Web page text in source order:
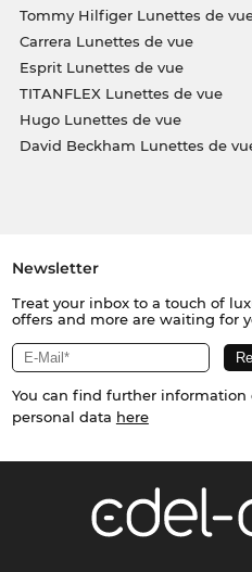
Tommy Hilfiger Lunettes de
Carrera Lunettes de vue
Esprit Lunettes de vue
TITANFLEX Lunettes de vue
Hugo Lunettes de vue
David Beckham Lunettes de
Newsletter
Treat your inbox to a touch of
offers and more are waiting for
You can find further information
personal data here